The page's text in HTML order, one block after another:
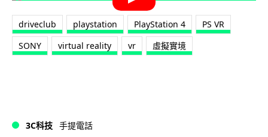
driveclub playstation PlayStation 4
PS VR
SONY
virtual reality vr 虛擬實境
3C科技 手提電話